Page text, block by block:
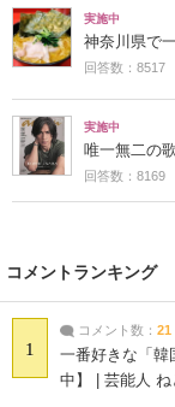
実施中
神奈川県で
回答数：8517
実施中
唯一無二の
回答数：8169
コメントランキング
1
コメント数： 21
一番好きな「韓
中】 | 芸能人